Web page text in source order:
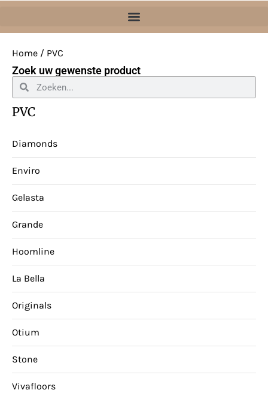
Home / PVC
Zoek uw gewenste product
PVC
Diamonds
Enviro
Gelasta
Grande
Hoomline
La Bella
Originals
Otium
Stone
Vivafloors